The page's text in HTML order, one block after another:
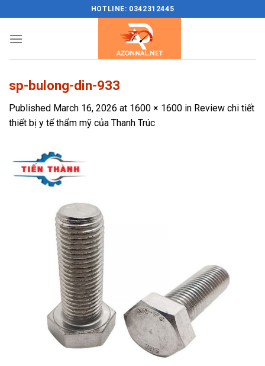
content
HOTLINE: 0342312445
sp-bulong-din-933
Published March 16, 2026 at 1600 × 1600 in Review chi tiết
thiết bị y tế thẩm mỹ của Thanh Trúc